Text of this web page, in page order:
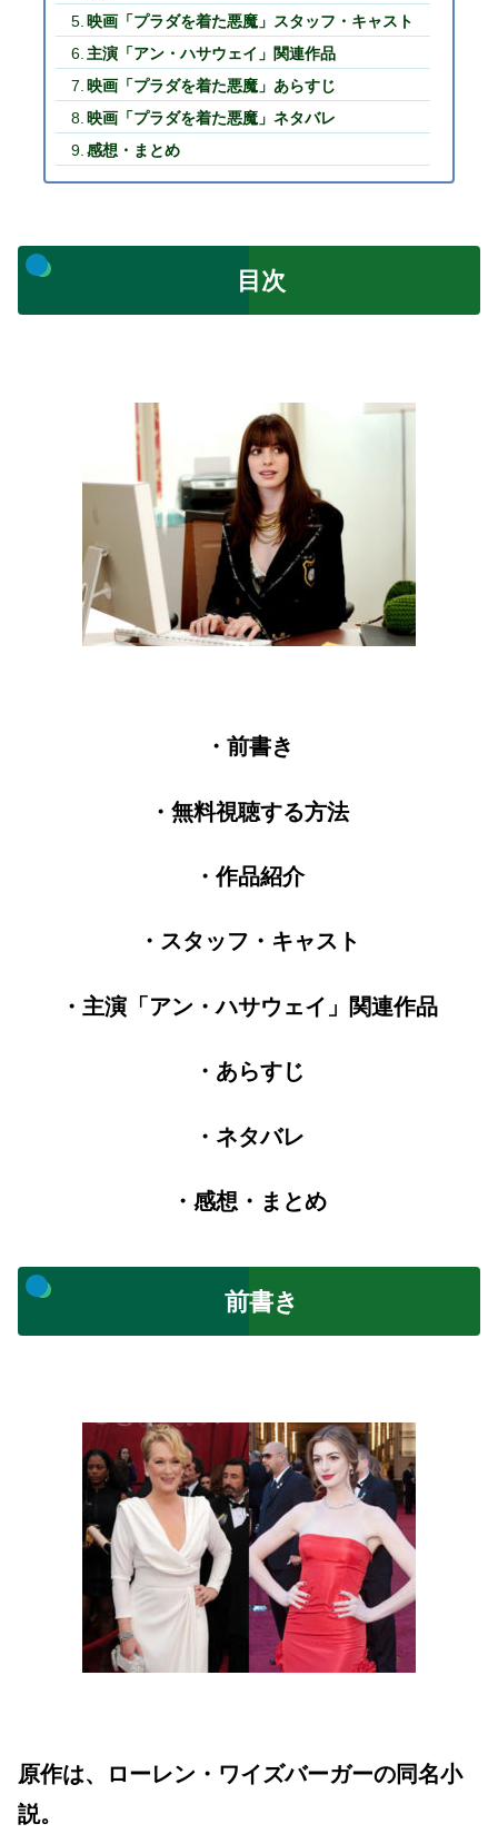
映画「プラダを着た悪魔」スタッフ・キャスト
主演「アン・ハサウェイ」関連作品
映画「プラダを着た悪魔」あらすじ
映画「プラダを着た悪魔」ネタバレ
感想・まとめ
目次
・前書き
・無料視聴する方法
・作品紹介
・スタッフ・キャスト
・主演「アン・ハサウェイ」関連作品
・あらすじ
・ネタバレ
・感想・まとめ
前書き
原作は、ローレン・ワイズバーガーの同名小
説。